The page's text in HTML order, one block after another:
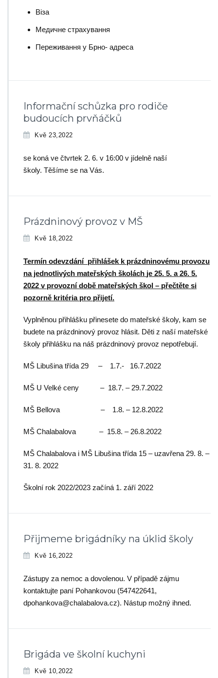
Вiза
Медичне страхування
Переживання у Брно- адреса
Informační schůzka pro rodiče
budoucích prvňáčků
Kvě 23,2022
se koná ve čtvrtek 2. 6. v 16:00 v jídelně naší
školy. Těšíme se na Vás.
Prázdninový provoz v MŠ
Kvě 18,2022
Termín odevzdání přihlášek k prázdninovému provozu
na jednotlivých mateřských školách je 25. 5. a 26. 5.
2022 v provozní době mateřských škol – přečtěte si
pozorně kritéria pro přijetí.
Vyplněnou přihlášku přinesete do mateřské školy, kam se
budete na prázdninový provoz hlásit. Děti z naší mateřské
školy přihlášku na náš prázdninový provoz nepotřebují.
MŠ Libušina třída 29 – 1.7.- 16.7.2022
MŠ U Velké ceny – 18.7. – 29.7.2022
MŠ Bellova – 1.8. – 12.8.2022
MŠ Chalabalova – 15.8. – 26.8.2022
MŠ Chalabalova i MŠ Libušina třída 15 – uzavřena 29. 8. –
31. 8. 2022
Školní rok 2022/2023 začíná 1. září 2022
Přijmeme brigádníky na úklid školy
Kvě 16,2022
Zástupy za nemoc a dovolenou. V případě zájmu
kontaktujte paní Pohankovou (547422641,
dpohankova@chalabalova.cz). Nástup možný ihned.
Brigáda ve školní kuchyni
Kvě 10,2022